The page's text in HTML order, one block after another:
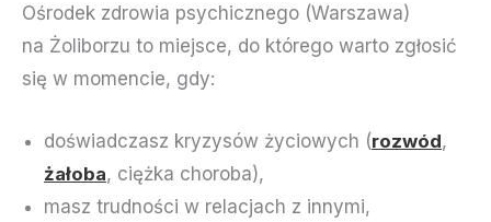
Ośrodek zdrowia psychicznego (Warszawa)
na Żoliborzu to miejsce, do którego warto zgłosić
się w momencie, gdy:
doświadczasz kryzysów życiowych (rozwód,
żałoba, ciężka choroba),
masz trudności w relacjach z innymi,